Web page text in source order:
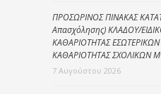
ΠΡΟΣΩΡΙΝΟΣ ΠΙΝΑΚΑΣ
Απασχόλησης) ΚΛΑΔΟΥ/
ΚΑΘΑΡΙΟΤΗΤΑΣ
ΚΑΘΑΡΙΟΤΗΤΑΣ ΣΧΟΛΙΚΩΝ
7 Αυγούστου 2026